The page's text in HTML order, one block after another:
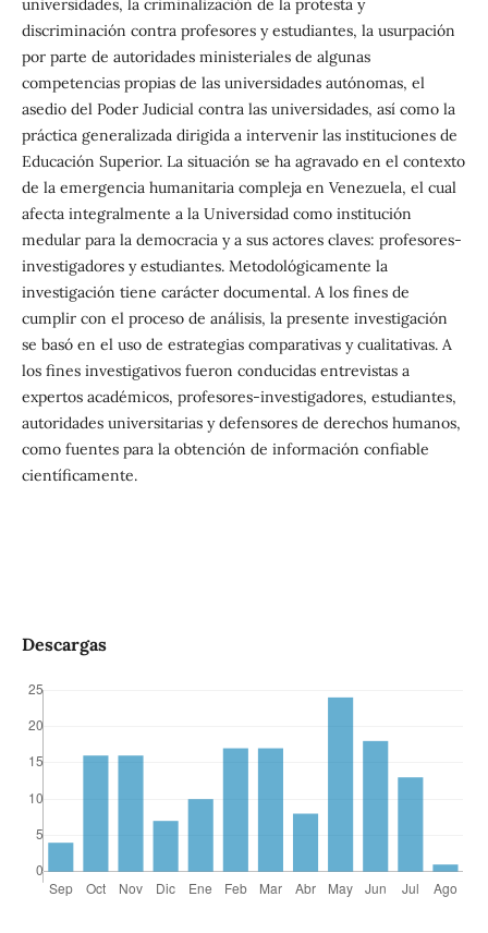
universidades, la criminalización de la protesta y
discriminación contra profesores y estudiantes, la usurpación
por parte de autoridades ministeriales de algunas
competencias propias de las universidades autónomas, el
asedio del Poder Judicial contra las universidades, así como la
práctica generalizada dirigida a intervenir las instituciones de
Educación Superior. La situación se ha agravado en el contexto
de la emergencia humanitaria compleja en Venezuela, el cual
afecta integralmente a la Universidad como institución
medular para la democracia y a sus actores claves: profesores-
investigadores y estudiantes. Metodológicamente la
investigación tiene carácter documental. A los fines de
cumplir con el proceso de análisis, la presente investigación
se basó en el uso de estrategias comparativas y cualitativas. A
los fines investigativos fueron conducidas entrevistas a
expertos académicos, profesores-investigadores, estudiantes,
autoridades universitarias y defensores de derechos humanos,
como fuentes para la obtención de información confiable
científicamente.
Descargas